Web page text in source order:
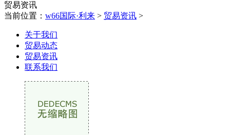
贸易资讯
当前位置： w66国际·利来 > 贸易资讯 >
关于我们
贸易动态
贸易资讯
联系我们